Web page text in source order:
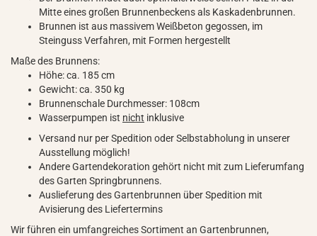
Mitte eines großen Brunnenbeckens als Kaskadenbrunnen.
Brunnen ist aus massivem Weißbeton gegossen, im
Steinguss Verfahren, mit Formen hergestellt
Maße des Brunnens:
Höhe: ca. 185 cm
Gewicht: ca. 350 kg
Brunnenschale Durchmesser: 108cm
Wasserpumpen ist nicht inklusive
Versand nur per Spedition oder Selbstabholung in unserer
Ausstellung möglich!
Andere Gartendekoration gehört nicht mit zum Lieferumfang
des Garten Springbrunnens.
Auslieferung des Gartenbrunnen über Spedition mit
Avisierung des Liefertermins
Wir führen ein umfangreiches Sortiment an Gartenbrunnen,